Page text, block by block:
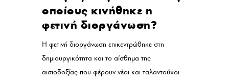
οποίους κινήθηκε η
φετινή διοργάνωση?
Η φετινή διοργάνωση επικεντρώθηκε στη
δημιουργικότητα και το αίσθημα της
αισιοδοξίας που φέρουν νέοι και ταλαντούχοι